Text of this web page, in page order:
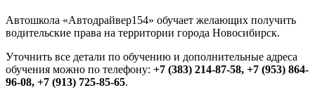
Автошкола «Автодрайвер154» обучает желающих получить
водительские права на территории города Новосибирск.
Уточнить все детали по обучению и дополнительные адреса
обучения можно по телефону: +7 (383) 214-87-58, +7 (953) 864-
96-08, +7 (913) 725-85-65.